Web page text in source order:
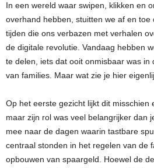
In een wereld waar swipen, klikken en
overhand hebben, stuitten we af en toe
tijden die ons verbazen met verhalen
de digitale revolutie. Vandaag hebben
te delen, iets dat ooit onmisbaar was in
van families. Maar wat zie je hier
Op het eerste gezicht lijkt dit misschien
maar zijn rol was veel belangrijker dan
mee naar de dagen waarin tastbare
centraal stonden in het regelen van de
opbouwen van spaargeld. Hoewel de